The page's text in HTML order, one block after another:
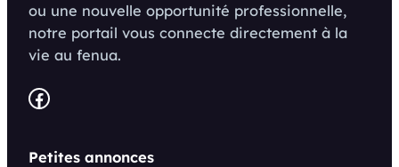
ou une nouvelle opportunité professionnelle,
notre portail vous connecte directement à la
vie au fenua.
Facebook
Petites annonces